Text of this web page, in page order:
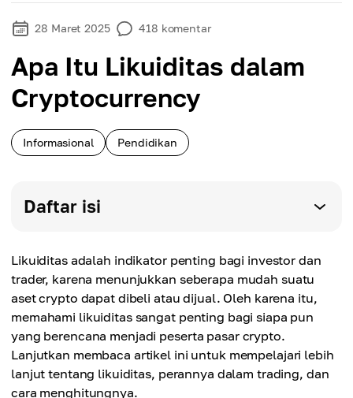
28 Maret 2025 418 komentar
Apa Itu Likuiditas dalam
Cryptocurrency
Informasional Pendidikan
Daftar isi
Likuiditas adalah indikator penting bagi investor dan
trader, karena menunjukkan seberapa mudah suatu
aset crypto dapat dibeli atau dijual. Oleh karena itu,
memahami likuiditas sangat penting bagi siapa pun
yang berencana menjadi peserta pasar crypto.
Lanjutkan membaca artikel ini untuk mempelajari lebih
lanjut tentang likuiditas, perannya dalam trading, dan
cara menghitungnya.